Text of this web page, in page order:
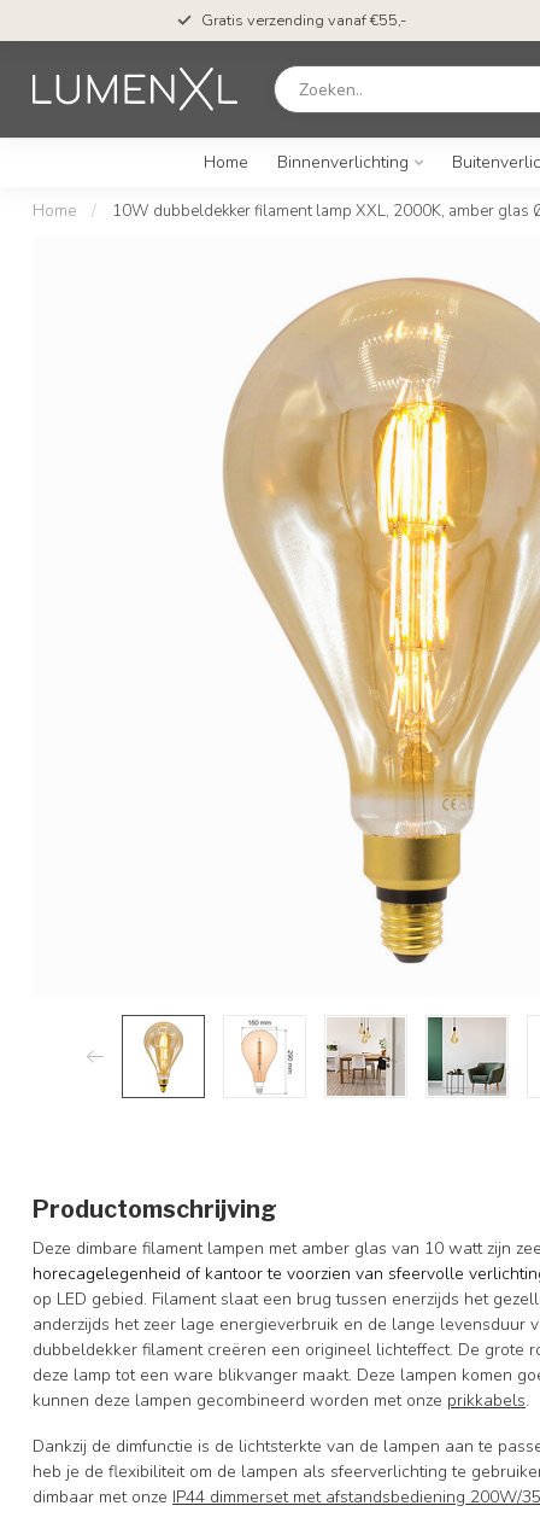
Gratis verzending vanaf €55,-
Home Binnenverlichting
Home / 10W dubbeldekker filament lamp XXL, 2000K, amber
Productomschrijving
Deze dimbare filament lampen met amber glas van 10 watt zijn
horecagelegenheid of kantoor te voorzien van sfeervolle
op LED gebied. Filament slaat een brug tussen enerzijds het
anderzijds het zeer lage energieverbruik en de lange levensduur
dubbeldekker filament creëren een origineel lichteffect. De grote
deze lamp tot een ware blikvanger maakt. Deze lampen komen
kunnen deze lampen gecombineerd worden met onze prikkabels.
Dankzij de dimfunctie is de lichtsterkte van de lampen aan te
heb je de flexibiliteit om de lampen als sfeerverlichting te
dimbaar met onze IP44 dimmerset met afstandsbediening 200W/